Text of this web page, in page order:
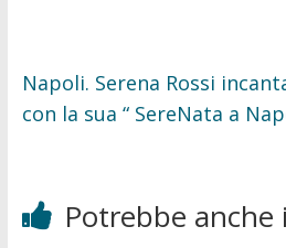
Napoli. Serena Rossi
con la sua “ SereNata a
Potrebbe